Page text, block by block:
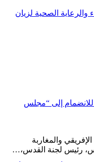
والرعاية الصحية لزيان
إلى “مجلس
والمغاربة
رئيس لجنة القدس،…